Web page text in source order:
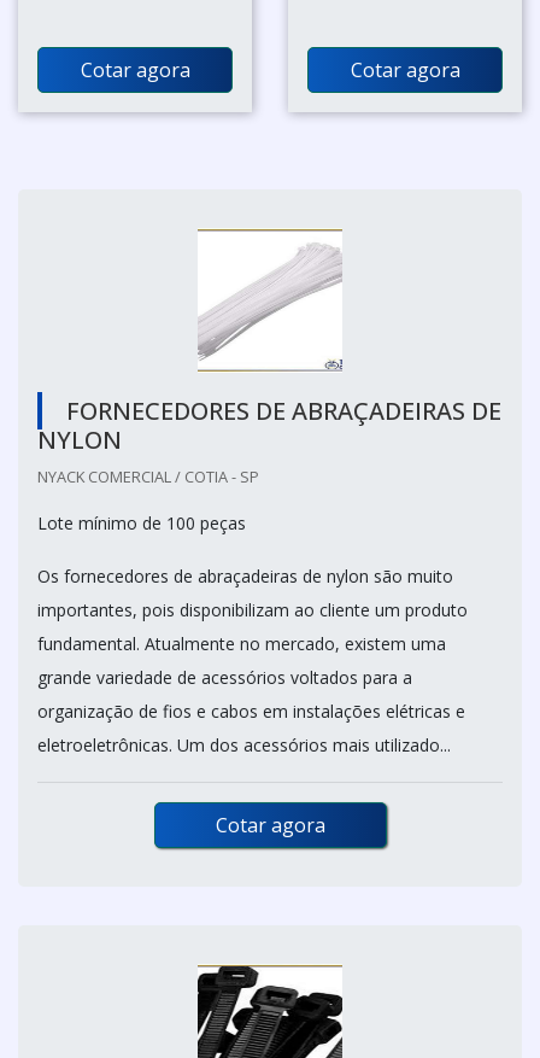
Cotar agora Cotar agora
FORNECEDORES DE ABRAÇADEIRAS DE
NYLON
NYACK COMERCIAL / COTIA - SP
Lote mínimo de 100 peças
Os fornecedores de abraçadeiras de nylon são muito
importantes, pois disponibilizam ao cliente um produto
fundamental. Atualmente no mercado, existem uma
grande variedade de acessórios voltados para a
organização de fios e cabos em instalações elétricas e
eletroeletrônicas. Um dos acessórios mais utilizado...
Cotar agora